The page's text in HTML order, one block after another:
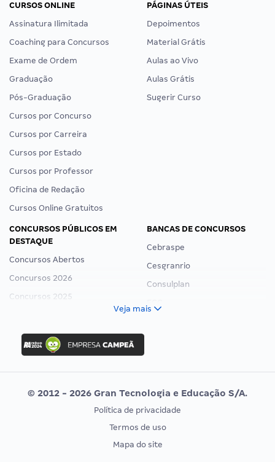
CURSOS ONLINE
Assinatura Ilimitada
Coaching para Concursos
Exame de Ordem
Graduação
Pós-Graduação
Cursos por Concurso
Cursos por Carreira
Cursos por Estado
Cursos por Professor
Oficina de Redação
Cursos Online Gratuitos
PÁGINAS ÚTEIS
Depoimentos
Material Grátis
Aulas ao Vivo
Aulas Grátis
Sugerir Curso
CONCURSOS PÚBLICOS EM
DESTAQUE
Concursos Abertos
Concursos 2026
Concursos 2025
Concurso Ibama
Concurso MPU
Editais publicados
BANCAS DE CONCURSOS
Cebraspe
Cesgranrio
Consulplan
Vunesp
CONCURSOS POR PROFISSÃO
EXAME DE ORDEM
Veja mais
© 2012 - 2026 Gran Tecnologia e Educação S/A.
Política de privacidade
Termos de uso
Mapa do site